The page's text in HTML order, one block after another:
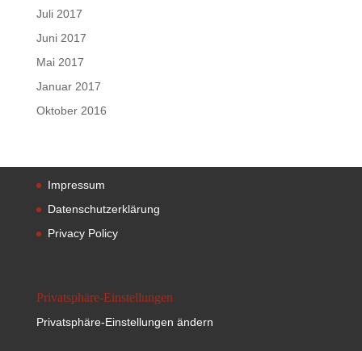
Juli 2017
Juni 2017
Mai 2017
Januar 2017
Oktober 2016
Impressum
Datenschutzerklärung
Privacy Policy
Privatsphäre-Einstellungen
Privatsphäre-Einstellungen ändern